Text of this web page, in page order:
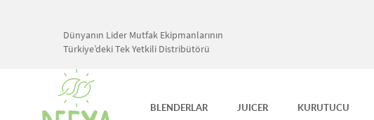
Dünyanın Lider Mutfak Ekipmanlarının
Türkiye’deki Tek Yetkili Distribütörü
BLENDERLAR JUICER KURUTUCU